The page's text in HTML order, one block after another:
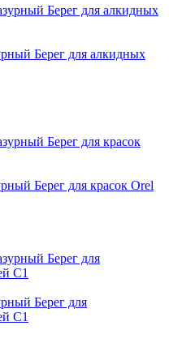
Берег для алкидных
Берег для красок Orel
Берег для
C1